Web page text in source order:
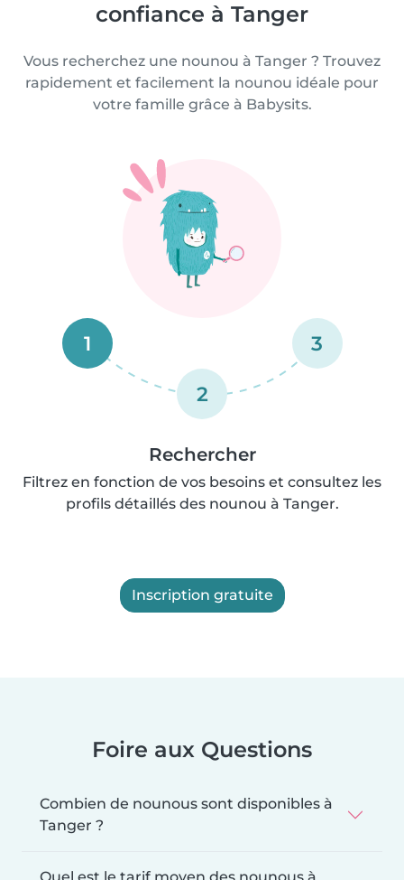
confiance à Tanger
Vous recherchez une nounou à Tanger ? Trouvez
rapidement et facilement la nounou idéale pour
votre famille grâce à Babysits.
1
2
3
Rechercher
Filtrez en fonction de vos besoins et consultez les
profils détaillés des nounou à Tanger.
Inscription gratuite
Foire aux Questions
Combien de nounous sont disponibles à
Tanger ?